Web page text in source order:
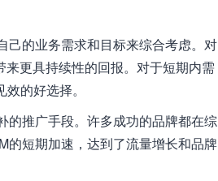
己的业务需求和目标来综合考虑。对
更具持续性的回报。对于短期内需
的好选择。
的推广手段。许多成功的品牌都在综
的短期加速，达到了流量增长和品牌